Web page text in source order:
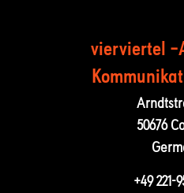
vierviertel
50676
+49 221-